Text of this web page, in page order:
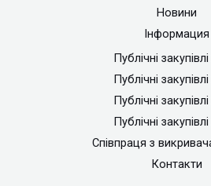
Новини
Інформация
Публічні
Публічні
Публічні
Публічні
Співпраця з
Контакти